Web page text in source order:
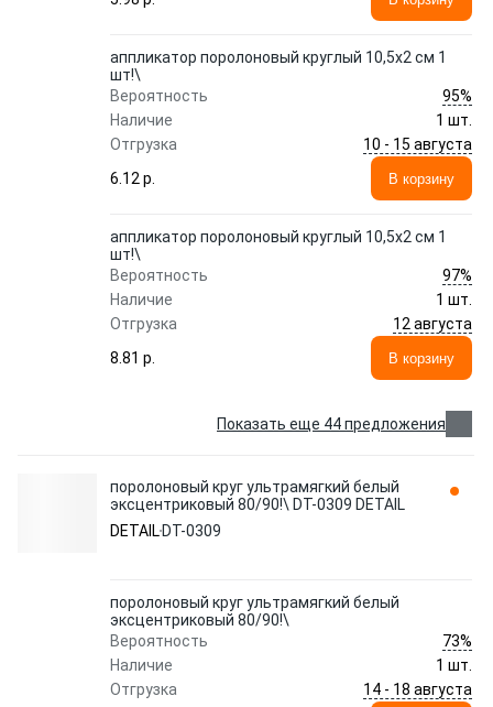
аппликатор поролоновый круглый 10,5x2 см 1
шт!\
Вероятность
95%
Наличие
1 шт.
Отгрузка
10 - 15 августа
6.12 p.
В корзину
аппликатор поролоновый круглый 10,5x2 см 1
шт!\
Вероятность
97%
Наличие
1 шт.
Отгрузка
12 августа
8.81 p.
В корзину
Показать еще 44 предложения
поролоновый круг ультрамягкий белый
эксцентриковый 80/90!\ DT-0309 DETAIL
DETAIL DT-0309
поролоновый круг ультрамягкий белый
эксцентриковый 80/90!\
Вероятность
73%
Наличие
1 шт.
Отгрузка
14 - 18 августа